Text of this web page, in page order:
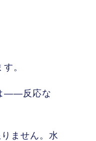
。
――反応な
ません。水